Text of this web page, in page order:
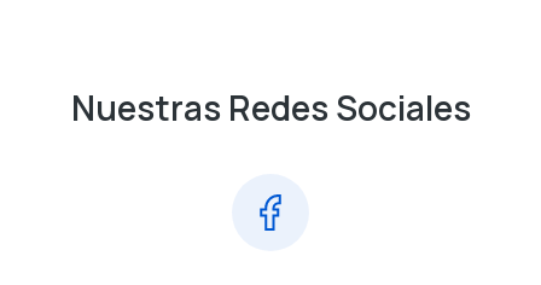
Nuestras Redes Sociales